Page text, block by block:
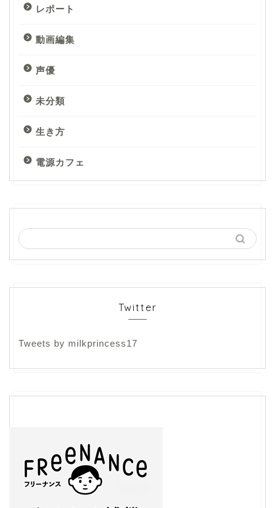
レポート
動画編集
声優
未分類
生き方
電源カフェ
Twitter
Tweets by milkprincess17